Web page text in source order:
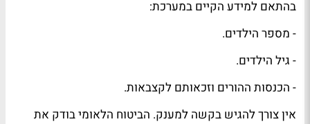
בהתאם למידע הקיים במערכת:
- מספר הילדים.
- גיל הילדים.
- הכנסות ההורים וזכאותם לקצבאות.
אין צורך להגיש בקשה למענק. הביטוח הלאומי בודק את